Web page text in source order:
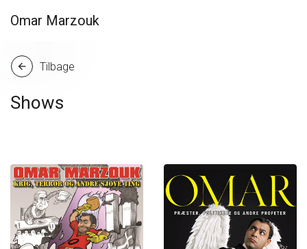
Omar Marzouk
arrow_back Tilbage
Shows